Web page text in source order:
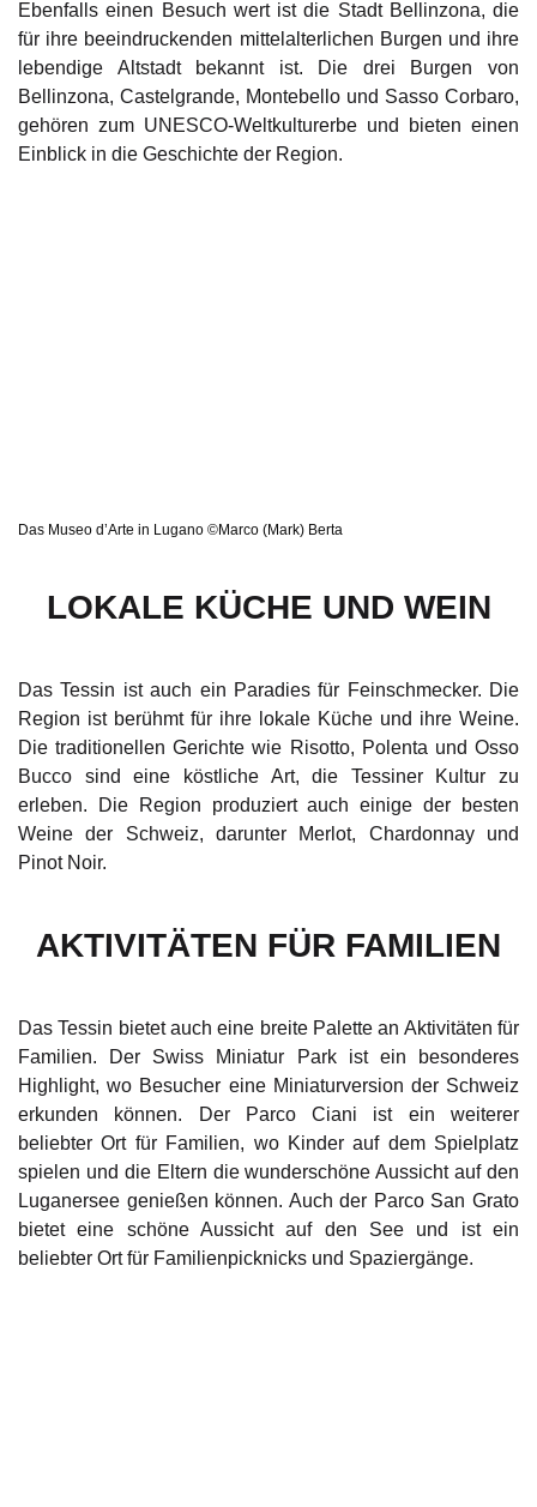
Ebenfalls einen Besuch wert ist die Stadt Bellinzona, die
für ihre beeindruckenden mittelalterlichen Burgen und ihre
lebendige Altstadt bekannt ist. Die drei Burgen von
Bellinzona, Castelgrande, Montebello und Sasso Corbaro,
gehören zum UNESCO-Weltkulturerbe und bieten einen
Einblick in die Geschichte der Region.
Das Museo d’Arte in Lugano ©Marco (Mark) Berta
LOKALE KÜCHE UND WEIN
Das Tessin ist auch ein Paradies für Feinschmecker. Die
Region ist berühmt für ihre lokale Küche und ihre Weine.
Die traditionellen Gerichte wie Risotto, Polenta und Osso
Bucco sind eine köstliche Art, die Tessiner Kultur zu
erleben. Die Region produziert auch einige der besten
Weine der Schweiz, darunter Merlot, Chardonnay und
Pinot Noir.
AKTIVITÄTEN FÜR FAMILIEN
Das Tessin bietet auch eine breite Palette an Aktivitäten für
Familien. Der Swiss Miniatur Park ist ein besonderes
Highlight, wo Besucher eine Miniaturversion der Schweiz
erkunden können. Der Parco Ciani ist ein weiterer
beliebter Ort für Familien, wo Kinder auf dem Spielplatz
spielen und die Eltern die wunderschöne Aussicht auf den
Luganersee genießen können. Auch der Parco San Grato
bietet eine schöne Aussicht auf den See und ist ein
beliebter Ort für Familienpicknicks und Spaziergänge.